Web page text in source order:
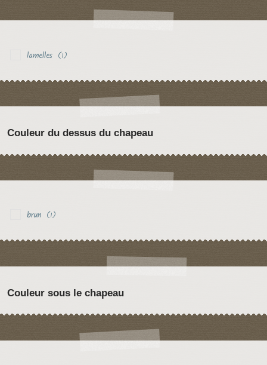
lamelles (1)
Couleur du dessus du chapeau
brun (1)
Couleur sous le chapeau